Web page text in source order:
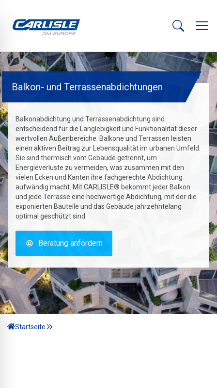
Startseite
Balkon- und Terrassenabdichtungen
Balkonabdichtung und Terrassenabdichtung sind
entscheidend für die Langlebigkeit und Funktionalität dieser
wertvollen Außenbereiche. Balkone und Terrassen leisten
einen aktiven Beitrag zur Lebensqualität im urbanen Umfeld.
Sie sind thermisch vom Gebäude getrennt, um
Energieverluste zu vermeiden, was zusammen mit den
vielen Ecken und Kanten ihre fachgerechte Abdichtung
aufwändig macht. Mit CARLISLE® bekommt jeder Balkon
und jede Terrasse eine hochwertige Abdichtung, mit der die
exponierten Bauteile und das Gebäude jahrzehntelang
optimal geschützt sind.
Beratung anfordern